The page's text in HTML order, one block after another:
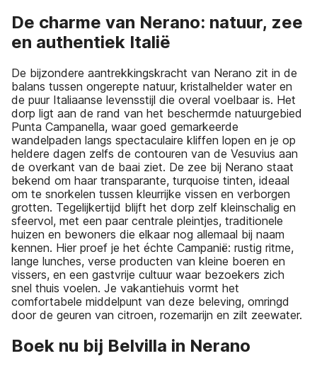
De charme van Nerano: natuur, zee
en authentiek Italië
De bijzondere aantrekkingskracht van Nerano zit in de
balans tussen ongerepte natuur, kristalhelder water en
de puur Italiaanse levensstijl die overal voelbaar is. Het
dorp ligt aan de rand van het beschermde natuurgebied
Punta Campanella, waar goed gemarkeerde
wandelpaden langs spectaculaire kliffen lopen en je op
heldere dagen zelfs de contouren van de Vesuvius aan
de overkant van de baai ziet. De zee bij Nerano staat
bekend om haar transparante, turquoise tinten, ideaal
om te snorkelen tussen kleurrijke vissen en verborgen
grotten. Tegelijkertijd blijft het dorp zelf kleinschalig en
sfeervol, met een paar centrale pleintjes, traditionele
huizen en bewoners die elkaar nog allemaal bij naam
kennen. Hier proef je het échte Campanië: rustig ritme,
lange lunches, verse producten van kleine boeren en
vissers, en een gastvrije cultuur waar bezoekers zich
snel thuis voelen. Je vakantiehuis vormt het
comfortabele middelpunt van deze beleving, omringd
door de geuren van citroen, rozemarijn en zilt zeewater.
Boek nu bij Belvilla in Nerano